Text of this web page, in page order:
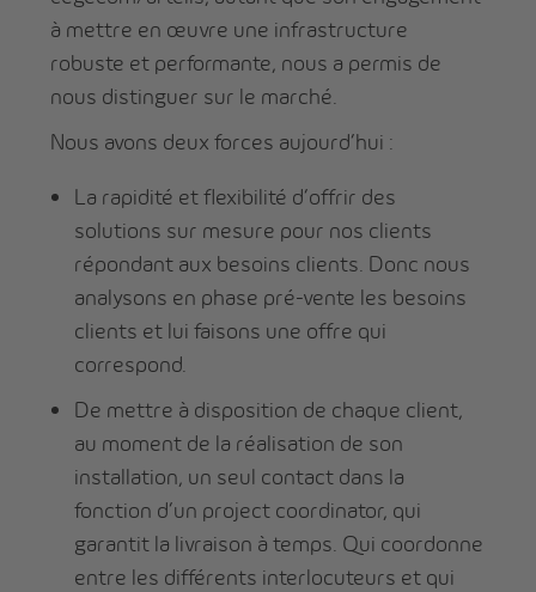
à mettre en œuvre une infrastructure
robuste et performante, nous a permis de
nous distinguer sur le marché.
Nous avons deux forces aujourd’hui :
La rapidité et flexibilité d’offrir des
solutions sur mesure pour nos clients
répondant aux besoins clients. Donc nous
analysons en phase pré-vente les besoins
clients et lui faisons une offre qui
correspond.
De mettre à disposition de chaque client,
au moment de la réalisation de son
installation, un seul contact dans la
fonction d’un project coordinator, qui
garantit la livraison à temps. Qui coordonne
entre les différents interlocuteurs et qui